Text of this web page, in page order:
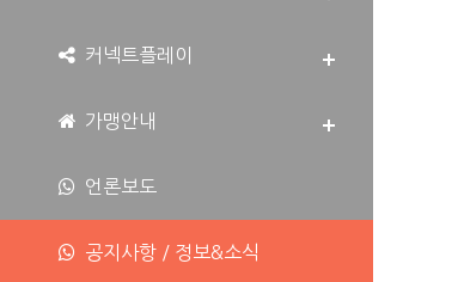
커넥트플레이
가맹안내
언론보도
공지사항 / 정보&소식